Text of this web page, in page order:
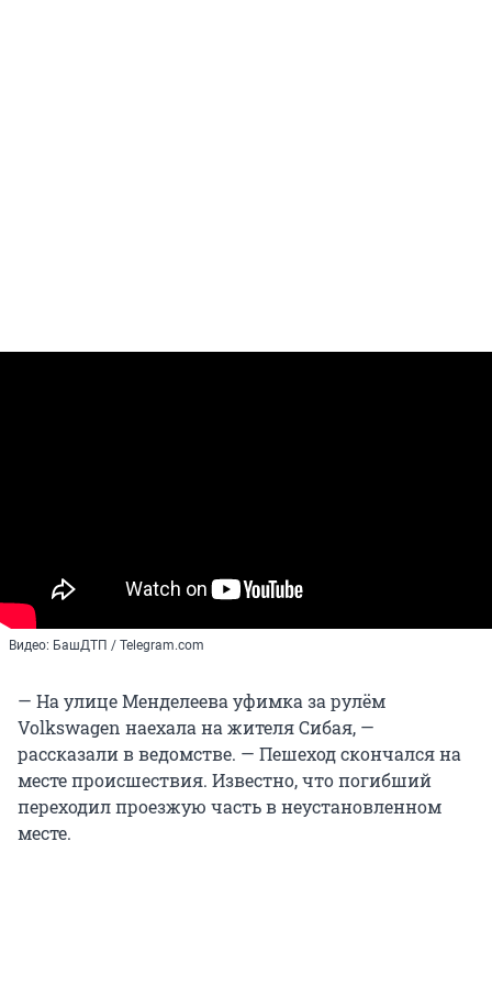
Видео: БашДТП / Telegram.com
— На улице Менделеева уфимка за рулём
Volkswagen наехала на жителя Сибая, —
рассказали в ведомстве. — Пешеход скончался на
месте происшествия. Известно, что погибший
переходил проезжую часть в неустановленном
месте.